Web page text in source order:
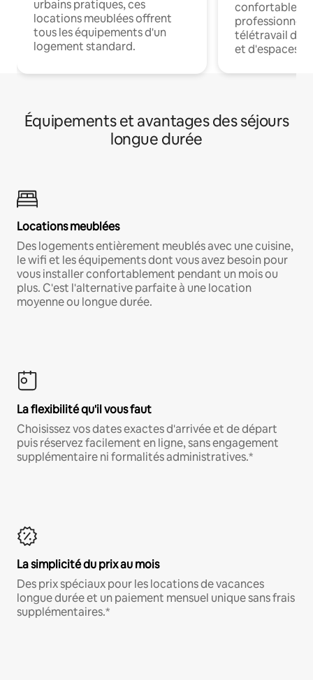
urbains pratiques, ces
locations meublées offrent
tous les équipements d'un
logement standard.
confortables
professionnels
télétravail
et d'espaces
Équipements et avantages des séjours
longue durée
Locations meublées
Des logements entièrement meublés avec une cuisine,
le wifi et les équipements dont vous avez besoin pour
vous installer confortablement pendant un mois ou
plus. C'est l'alternative parfaite à une location
moyenne ou longue durée.
La flexibilité qu'il vous faut
Choisissez vos dates exactes d'arrivée et de départ
puis réservez facilement en ligne, sans engagement
supplémentaire ni formalités administratives.*
La simplicité du prix au mois
Des prix spéciaux pour les locations de vacances
longue durée et un paiement mensuel unique sans frais
supplémentaires.*